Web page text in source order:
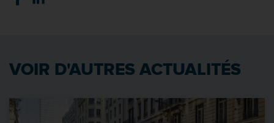
VOIR D'AUTRES ACTUALITÉS